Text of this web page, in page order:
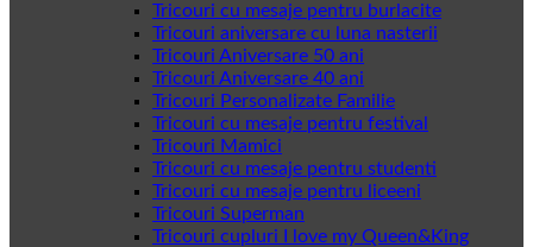
Tricouri cu mesaje pentru burlacite
Tricouri aniversare cu luna nasterii
Tricouri Aniversare 50 ani
Tricouri Aniversare 40 ani
Tricouri Personalizate Familie
Tricouri cu mesaje pentru festival
Tricouri Mamici
Tricouri cu mesaje pentru studenti
Tricouri cu mesaje pentru liceeni
Tricouri Superman
Tricouri cupluri I love my Queen&King